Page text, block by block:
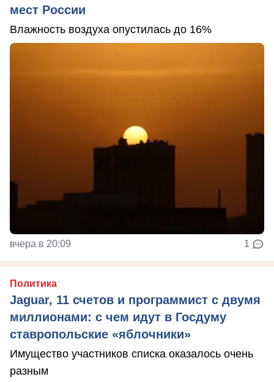
мест России
Влажность воздуха опустилась до 16%
вчера в 20:09 1
Политика
Jaguar, 11 счетов и программист с двумя
миллионами: с чем идут в Госдуму
ставропольские «яблочники»
Имущество участников списка оказалось очень
разным